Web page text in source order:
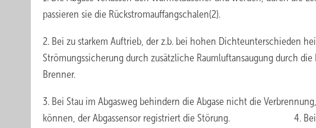
passieren sie die Rückstromauffangschalen(2).
2. Bei zu starkem Auftrieb, der z.b. bei hohen Dichteunterschieden
Strömungssicherung durch zusätzliche Raumluftansaugung durch
Brenner.
3. Bei Stau im Abgasweg behindern die Abgase nicht die
können, der Abgassensor registriert die Störung. 4. Bei